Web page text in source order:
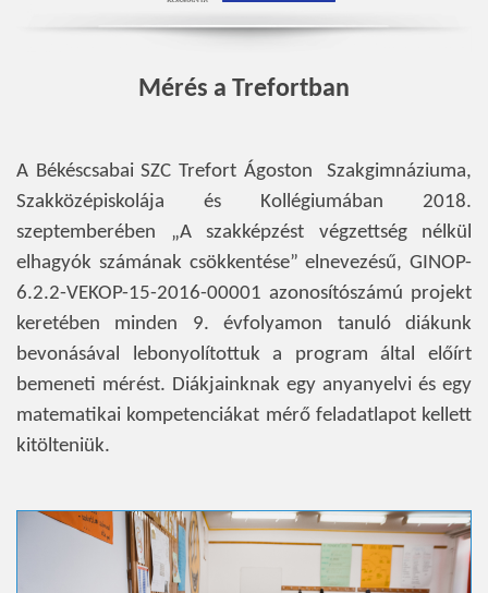
Mérés a Trefortban
A Békéscsabai SZC Trefort Ágoston Szakgimnáziuma,
Szakközépiskolája és Kollégiumában 2018.
szeptemberében „A szakképzést végzettség nélkül
elhagyók számának csökkentése” elnevezésű, GINOP-
6.2.2-VEKOP-15-2016-00001 azonosítószámú projekt
keretében minden 9. évfolyamon tanuló diákunk
bevonásával lebonyolítottuk a program által előírt
bemeneti mérést. Diákjainknak egy anyanyelvi és egy
matematikai kompetenciákat mérő feladatlapot kellett
kitölteniük.